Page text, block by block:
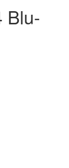
Blu-